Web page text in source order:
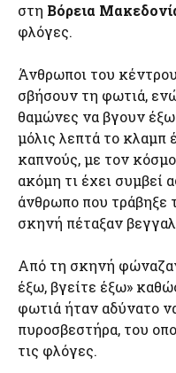
στη Βόρεια
φλόγες.
Άνθρωποι του
σβήσουν τη φωτιά,
θαμώνες να βγουν
μόλις λεπτά το κλαμπ
καπνούς, με τον
ακόμη τι έχει
άνθρωπο που τράβηξε
σκηνή πέταξαν
Από τη σκηνή
έξω, βγείτε έξω»
φωτιά ήταν αδύνατο
πυροσβεστήρα, του
τις φλόγες.